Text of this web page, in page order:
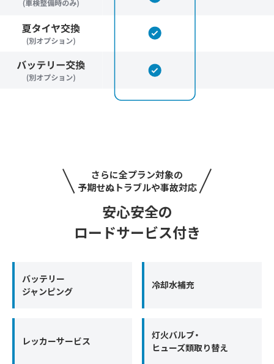
さらに全プラン対象の
予期せぬトラブルや事故対応
安心安全の
ロードサービス付き
バッテリー
ジャンピング
冷却水補充
レッカーサービス
灯火バルブ・
ヒューズ類取り替え